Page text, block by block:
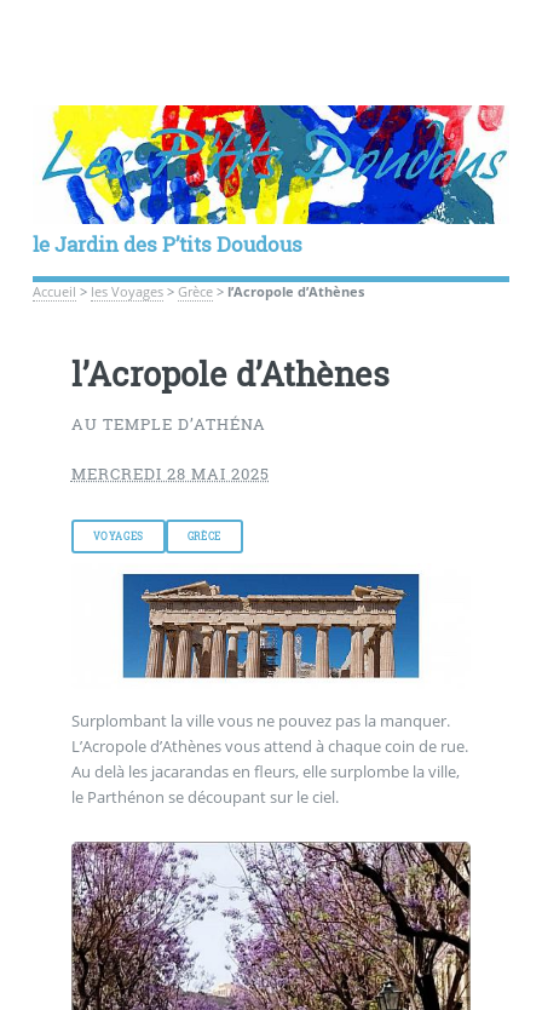
le Jardin des P’tits Doudous
Accueil > les Voyages> Grèce> l’Acropole d’Athènes
l’Acropole d’Athènes
AU TEMPLE D’ATHÉNA
MERCREDI 28 MAI 2025
VOYAGES GRÈCE
Surplombant la ville vous ne pouvez pas la manquer.
L’Acropole d’Athènes vous attend à chaque coin de rue.
Au delà les jacarandas en fleurs, elle surplombe la ville,
le Parthénon se découpant sur le ciel.